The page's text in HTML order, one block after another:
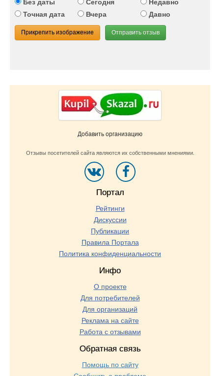
Без даты
Сегодня
Недавно
Точная дата
Вчера Давно
Прикрепить изображение Отправить отзыв
Добавить организацию
Отзывы посетителей сайта являются их собственными мнениями.
Портал
Рейтинги
Дискуссии
Публикации
Правила Портала
Политика конфиденциальности
Инфо
О проекте
Для потребителей
Для организаций
Реклама на сайте
Работа с отзывами
Обратная связь
Помощь по сайту